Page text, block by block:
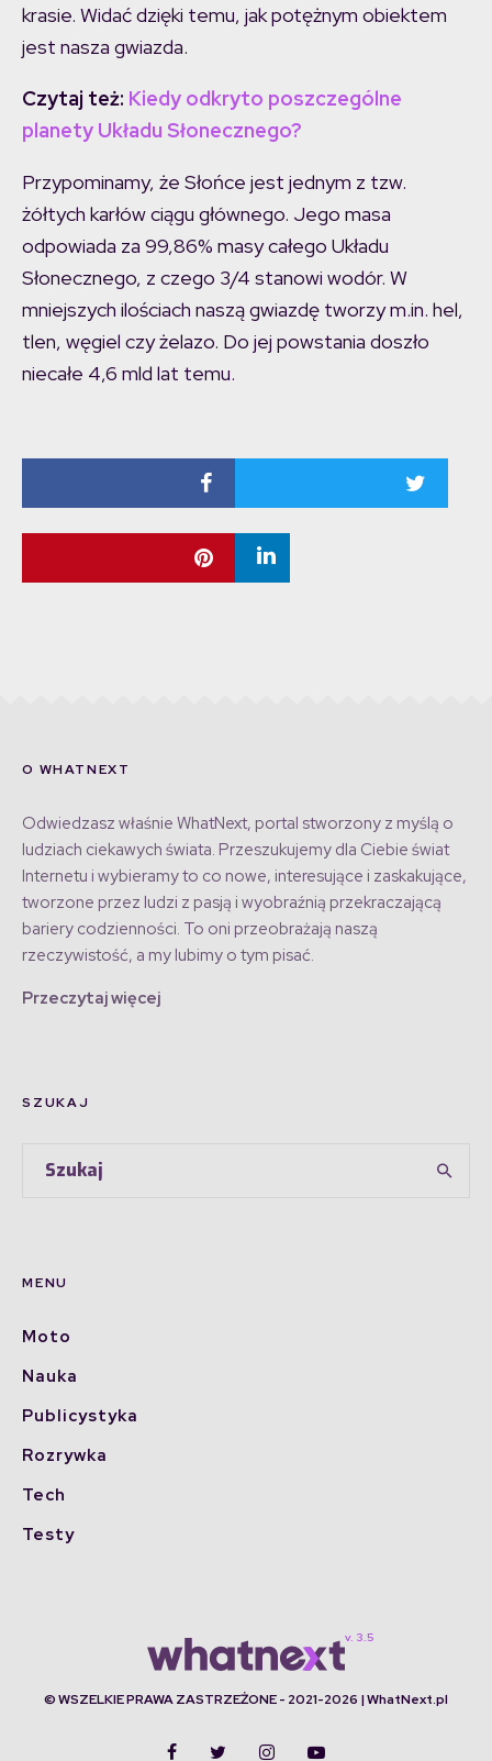
krasie. Widać dzięki temu, jak potężnym obiektem
jest nasza gwiazda.
Czytaj też: Kiedy odkryto poszczególne
planety Układu Słonecznego?
Przypominamy, że Słońce jest jednym z tzw.
żółtych karłów ciągu głównego. Jego masa
odpowiada za 99,86% masy całego Układu
Słonecznego, z czego 3/4 stanowi wodór. W
mniejszych ilościach naszą gwiazdę tworzy m.in. hel,
tlen, węgiel czy żelazo. Do jej powstania doszło
niecałe 4,6 mld lat temu.
O WHATNEXT
Odwiedzasz właśnie WhatNext, portal stworzony z myślą o
ludziach ciekawych świata. Przeszukujemy dla Ciebie świat
Internetu i wybieramy to co nowe, interesujące i zaskakujące,
tworzone przez ludzi z pasją i wyobraźnią przekraczającą
bariery codzienności. To oni przeobrażają naszą
rzeczywistość, a my lubimy o tym pisać.
Przeczytaj więcej
SZUKAJ
MENU
Moto
Nauka
Publicystyka
Rozrywka
Tech
Testy
© WSZELKIE PRAWA ZASTRZEŻONE - 2021-2026 | WhatNext.pl